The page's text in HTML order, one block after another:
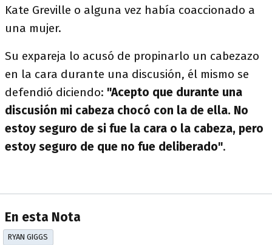
Kate Greville o alguna vez había coaccionado a
una mujer.
Su expareja lo acusó de propinarlo un cabezazo
en la cara durante una discusión, él mismo se
defendió diciendo: "Acepto que durante una
discusión mi cabeza chocó con la de ella. No
estoy seguro de si fue la cara o la cabeza, pero
estoy seguro de que no fue deliberado".
En esta Nota
RYAN GIGGS